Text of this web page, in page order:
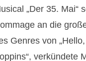
„Der 35. Mai“
an die
Genres von
verkündete